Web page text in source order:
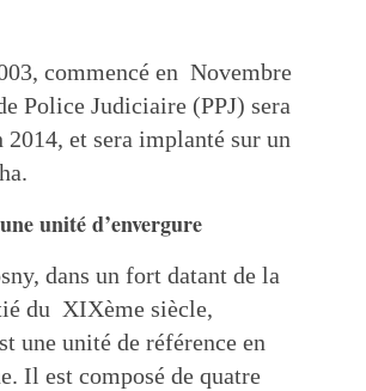
commencé en Novembre
Police Judiciaire (PPJ) sera
2014, et sera implanté sur un
unité d’envergure
dans un fort datant de la
du XIXème siècle,
une unité de référence en
Il est composé de quatre